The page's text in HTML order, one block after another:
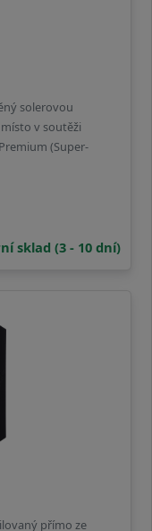
solerovou
v soutěži
(Super-
sklad (3 - 10 dní)
přímo ze